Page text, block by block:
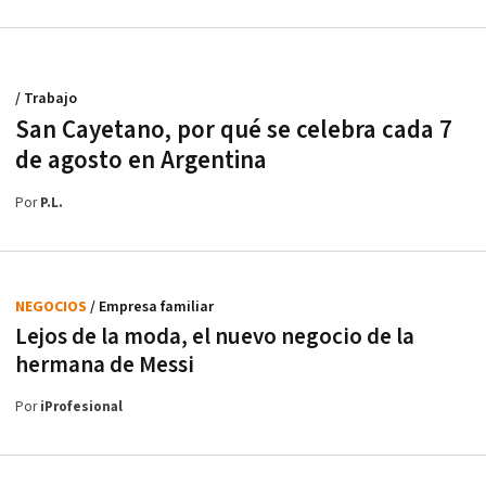
San Cayetano, por qué se celebra cada 7
de agosto en Argentina
/ Trabajo
PorP.L.
Lejos de la moda, el nuevo negocio de la
hermana de Messi
NEGOCIOS / Empresa familiar
PoriProfesional